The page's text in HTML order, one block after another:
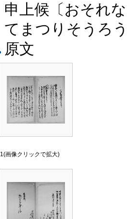
申上候〔おそれ
てまつりそうろ
原文
1(画像クリックで拡大)